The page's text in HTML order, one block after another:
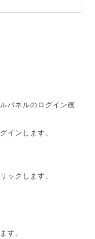
パネルのログイン画
インします。
ックします。
す。